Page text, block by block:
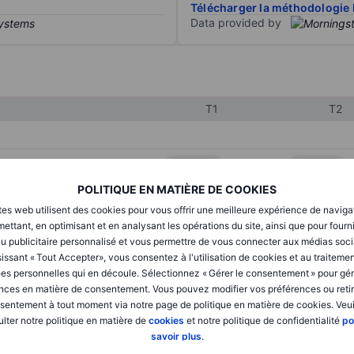
POLITIQUE EN MATIÈRE DE COOKIES
web utilisent des cookies pour vous offrir une meilleure expérience de
en optimisant et en analysant les opérations du site, ainsi que pour
publicitaire personnalisé et vous permettre de vous connecter aux médias
« Tout Accepter», vous consentez à l'utilisation de cookies et au
personnelles qui en découle. Sélectionnez « Gérer le consentement » pour
en matière de consentement. Vous pouvez modifier vos préférences ou
à tout moment via notre page de politique en matière de cookies.
notre politique en matière de cookies et notre politique de confidentialité
savoir plus.
Télécharger la méthodologie
Data provided by
T1 T2
XXXXXXX XXXXXXX
XXXXXXX
XXXXXXX XXXXXXX
XXXXXXX XXXXXXX
XXXXXXX XXXXXXX